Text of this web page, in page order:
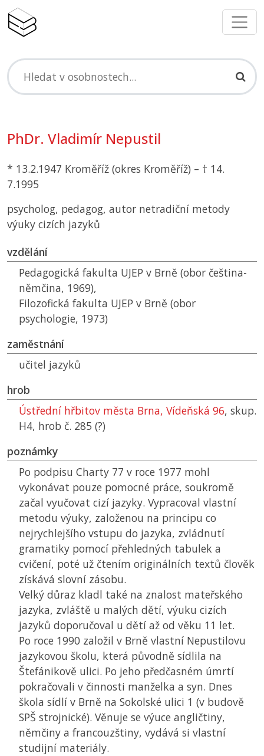
PhDr. Vladimír Nepustil
* 13.2.1947 Kroměříž (okres Kroměříž) – † 14.
7.1995
psycholog, pedagog, autor netradiční metody
výuky cizích jazyků
vzdělání
Pedagogická fakulta UJEP v Brně (obor čeština-
němčina, 1969),
Filozofická fakulta UJEP v Brně (obor
psychologie, 1973)
zaměstnání
učitel jazyků
hrob
Ústřední hřbitov města Brna, Vídeňská 96, skup.
H4, hrob č. 285 (?)
poznámky
Po podpisu Charty 77 v roce 1977 mohl
vykonávat pouze pomocné práce, soukromě
začal vyučovat cizí jazyky. Vypracoval vlastní
metodu výuky, založenou na principu co
nejrychlejšího vstupu do jazyka, zvládnutí
gramatiky pomocí přehledných tabulek a
cvičení, poté už čtením originálních textů člověk
získává slovní zásobu.
Velký důraz kladl také na znalost mateřského
jazyka, zvláště u malých dětí, výuku cizích
jazyků doporučoval u dětí až od věku 11 let.
Po roce 1990 založil v Brně vlastní Nepustilovu
jazykovou školu, která původně sídlila na
Štefánikově ulici. Po jeho předčasném úmrtí
pokračovali v činnosti manželka a syn. Dnes
škola sídlí v Brně na Sokolské ulici 1 (v budově
SPŠ strojnické). Věnuje se výuce angličtiny,
němčiny a francouzštiny, vydává si vlastní
studijní materiály.